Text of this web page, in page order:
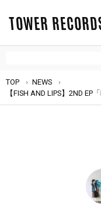
TOWER
TOP
NEWS
【FISH AND LIPS】2ND